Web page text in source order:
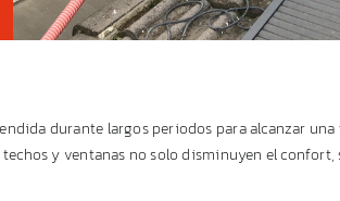
durante largos periodos para alcanzar
y ventanas no solo disminuyen el